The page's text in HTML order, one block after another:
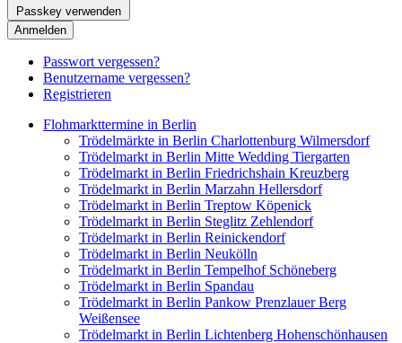
Passkey verwenden
Anmelden
Passwort vergessen?
Benutzername vergessen?
Registrieren
Flohmarkttermine in Berlin
Trödelmärkte in Berlin Charlottenburg Wilmersdorf
Trödelmarkt in Berlin Mitte Wedding Tiergarten
Trödelmarkt in Berlin Friedrichshain Kreuzberg
Trödelmarkt in Berlin Marzahn Hellersdorf
Trödelmarkt in Berlin Treptow Köpenick
Trödelmarkt in Berlin Steglitz Zehlendorf
Trödelmarkt in Berlin Reinickendorf
Trödelmarkt in Berlin Neukölln
Trödelmarkt in Berlin Tempelhof Schöneberg
Trödelmarkt in Berlin Spandau
Trödelmarkt in Berlin Pankow Prenzlauer Berg
Weißensee
Trödelmarkt in Berlin Lichtenberg Hohenschönhausen